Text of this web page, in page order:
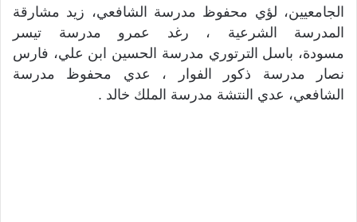
الجامعيين، لؤي محفوظ مدرسة الشافعي، زيد مشارقة
المدرسة الشرعية ، رغد عمرو مدرسة تيسر
مسودة، باسل الترتوري مدرسة الحسين ابن علي، فارس
نصار مدرسة ذكور الفوار ، عدي محفوظ مدرسة
الشافعي، عدي النتشة مدرسة الملك خالد .